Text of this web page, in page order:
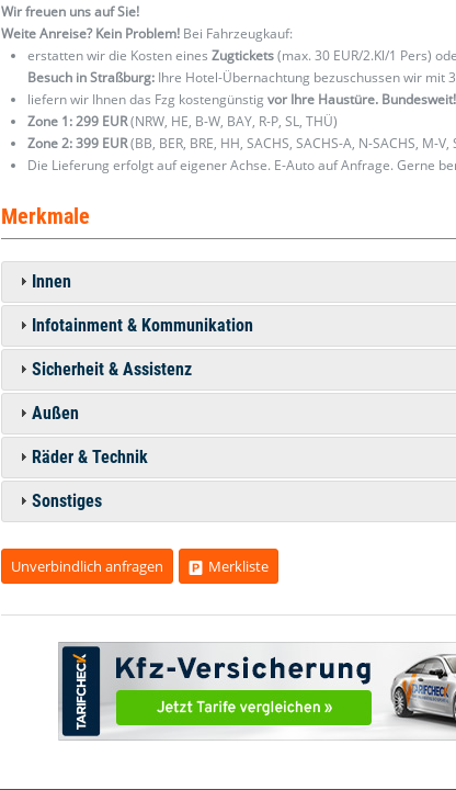
Wir freuen uns auf Sie!
Weite Anreise? Kein Problem! Bei Fahrzeugkauf:
erstatten wir die Kosten einesZugtickets(max. 30 EUR/2.Kl/1 Pers)
Besuch in Straßburg: Ihre Hotel-Übernachtung bezuschussen wir mit
liefern wir Ihnen das Fzg kostengünstigvor Ihre Haustüre. Bundesweit!
Zone 1: 299 EUR(NRW, HE, B-W, BAY, R-P, SL, THÜ)
Zone 2: 399 EUR(BB, BER, BRE, HH, SACHS, SACHS-A, N-SACHS, M-V,
Die Lieferung erfolgt auf eigener Achse. E-Auto auf Anfrage. Gerne
Merkmale
Innen
Infotainment & Kommunikation
Sicherheit & Assistenz
Außen
Räder & Technik
Sonstiges
Unverbindlich anfragen Merkliste